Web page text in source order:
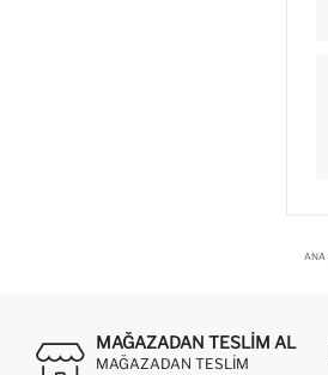
ANA
MAĞAZADAN TESLIM AL
MAĞAZADAN TESLIM